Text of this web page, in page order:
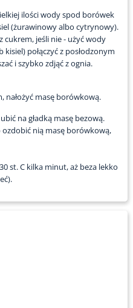
ilości wody spod borówek
(żurawinowy albo cytrynowy).
cukrem, jeśli nie - użyć wody
połączyć z posłodzonym
i szybko zdjąć z ognia.
nałożyć masę borówkową.
na gładką masę bezową.
nią masę borówkową,
st. C kilka minut, aż beza lekko